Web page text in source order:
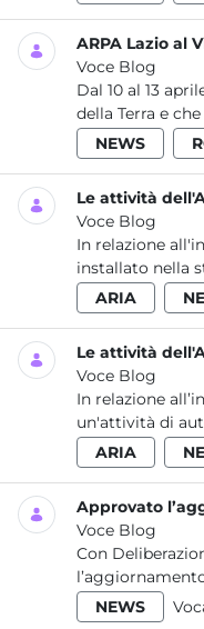
ARPA Lazio al
Voce Blog
Dal 10 al 13
della Terra e
NEWS
Le attività
Voce Blog
In relazione
installato nella
ARIA
Le attività
Voce Blog
In relazione
un'attività di
ARIA
Approvato
Voce Blog
Con
NEWS